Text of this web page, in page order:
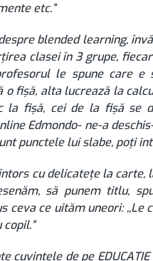
etc.”
blended learning,
clasei în 3 grupe,
le spune care e
fișă, alta lucrează la
la fișă, cei de la fișă se
Edmondo- ne-a
punctele lui slabe, poți
cu delicatețe la carte,
să punem titlu,
ceva ce uităm uneori:
de pe EDUCAȚIE